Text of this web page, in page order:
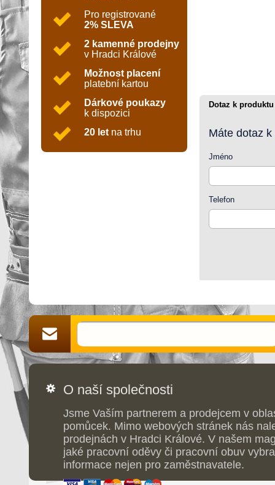
Pro registrované
2% SLEVA
2 kamenné prodejny
v Hradci Králové
Možnost placení
platební kartou
Dárkové poukazy
k dispozici
20 let na trhu
Dotaz k produktu
Máte dotaz
Jméno
Telefon
O naší společnosti
Jsme Vaším partnerem a prodejcem v
pomůcek. Mimo webových stránek nás
prodejnách v Hradci Králové. V našem
jaké pracovní oděvy či pracovní obuv
informace nejen pro zaměstnavatele.